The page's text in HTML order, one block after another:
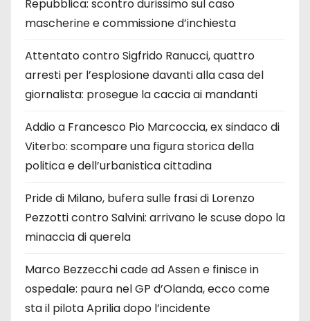
Repubblica: scontro durissimo sul caso
mascherine e commissione d’inchiesta
Attentato contro Sigfrido Ranucci, quattro
arresti per l’esplosione davanti alla casa del
giornalista: prosegue la caccia ai mandanti
Addio a Francesco Pio Marcoccia, ex sindaco di
Viterbo: scompare una figura storica della
politica e dell’urbanistica cittadina
Pride di Milano, bufera sulle frasi di Lorenzo
Pezzotti contro Salvini: arrivano le scuse dopo la
minaccia di querela
Marco Bezzecchi cade ad Assen e finisce in
ospedale: paura nel GP d’Olanda, ecco come
sta il pilota Aprilia dopo l’incidente